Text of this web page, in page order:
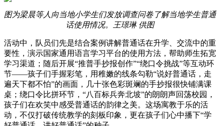
图为梁晨等人向当地小学生们发放调查问卷了解当地学生普通
话使用情况。王璟琳 供图
活动中，队员们先是结合案例讲解普通话在升学、交流中的重
要性，演示国家通用语言学习平台的使用方法，帮助师生拓宽
学习渠道；随后开展“推普手抄报创作”“绕口令挑战”等互动环
节——孩子们手握彩笔，用稚嫩的线条勾勒“说好普通话，走
遍天下都不怕”的画面，几十张色彩斑斓的手抄报很快铺满课
桌；绕口令比拼环节，“八百标兵奔北坡”的朗朗声回荡校园，
孩子们在欢笑中感受普通话的韵律之美。这场寓教于乐的活
动，不仅打破传统教学的刻板印象，更在孩子们心中播下“学